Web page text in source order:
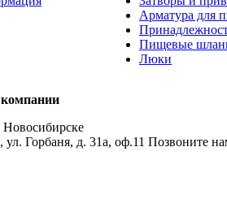
Арматура для
Пищевые
Люки
Новосибирске
, ул. Горбаня, д. 31а, оф.11 Позвоните